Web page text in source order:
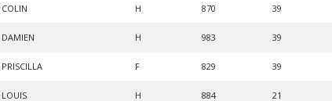
COLIN H 870 39
DAMIEN H 983 39
PRISCILLA F 829 39
LOUIS H 884 21